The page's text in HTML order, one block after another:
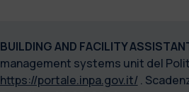
BUILDING AND FACILITY
management systems unit del
https://portale.inpa.gov.it/ .